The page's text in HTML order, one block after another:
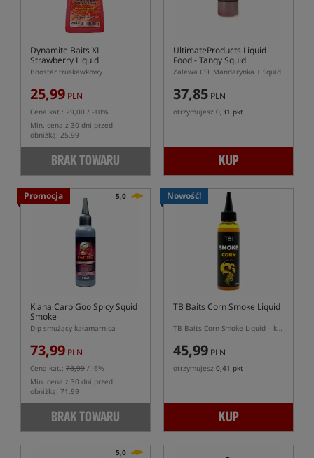
Dynamite Baits XL
Strawberry Liquid
Booster truskawkowy
25,99 PLN
Cena kat.: 29,00 / -10%
Min. cena z 30 dni przed
obniżką: 25.99
BRAK TOWARU
UltimateProducts Liquid
Food - Tangy Squid
Zalewa CSL Mandarynka + Squid
37,85 PLN
otrzymujesz 0,31 pkt
KUP
Promocja 5,0
Kiana Carp Goo Spicy Squid
Smoke
Dip smużący kałamarnica
73,99 PLN
Cena kat.: 78,99 / -6%
Min. cena z 30 dni przed
obniżką: 71.99
BRAK TOWARU
Nowość!
TB Baits Corn Smoke Liquid
TB Baits Corn Smoke Liquid – kukurydziany liquid z efektem smużenia
45,99 PLN
otrzymujesz 0,41 pkt
KUP
5,0